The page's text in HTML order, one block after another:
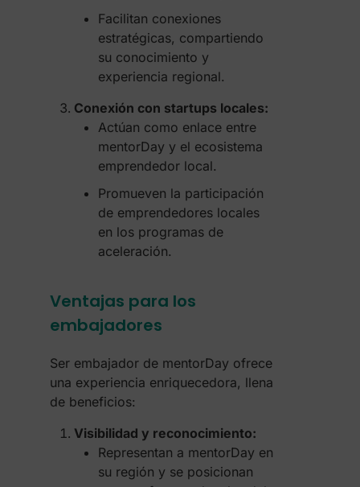
Facilitan conexiones
estratégicas, compartiendo
su conocimiento y
experiencia regional.
Conexión con startups locales:
Actúan como enlace entre
mentorDay y el ecosistema
emprendedor local.
Promueven la participación
de emprendedores locales
en los programas de
aceleración.
Ventajas para los
embajadores
Ser embajador de mentorDay ofrece
una experiencia enriquecedora, llena
de beneficios:
Visibilidad y reconocimiento:
Representan a mentorDay en
su región y se posicionan